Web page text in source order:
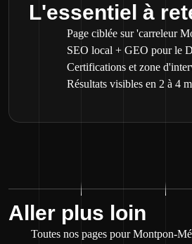
L'essentiel à
Page ciblée sur 'carreleur
SEO local + GEO pour le
Certifications et zone
Résultats visibles en 2 à 4
Aller plus loin
Toutes nos pages pour Montpon-